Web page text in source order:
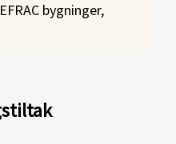
bygninger,